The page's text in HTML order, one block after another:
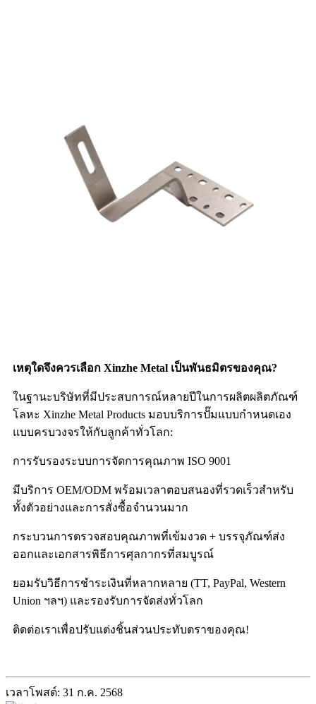
เหตุใดจึงควรเลือก Xinzhe Metal เป็นพันธมิตรของคุณ?
ในฐานะบริษัทที่มีประสบการณ์หลายปีในการผลิตผลิตภัณฑ์
โลหะ Xinzhe Metal Products มอบบริการปั๊มแบบกำหนดเอง
แบบครบวงจรให้กับลูกค้าทั่วโลก:
การรับรองระบบการจัดการคุณภาพ ISO 9001
มีบริการ OEM/ODM พร้อมเวลาตอบสนองที่รวดเร็วสำหรับ
ทั้งตัวอย่างและการสั่งซื้อจำนวนมาก
กระบวนการตรวจสอบคุณภาพที่เข้มงวด + บรรจุภัณฑ์ส่ง
ออกและเอกสารพิธีการศุลกากรที่สมบูรณ์
ยอมรับวิธีการชำระเงินที่หลากหลาย (TT, PayPal, Western
Union ฯลฯ) และรองรับการจัดส่งทั่วโลก
ติดต่อเราเพื่อปรับแต่งชิ้นส่วนประทับตราของคุณ!
เวลาโพสต์: 31 ก.ค. 2568